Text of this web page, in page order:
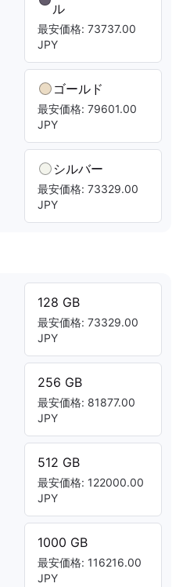
ル
最安価格: 73737.00
JPY
ゴールド
最安価格: 79601.00
JPY
シルバー
最安価格: 73329.00
JPY
128 GB
最安価格: 73329.00
JPY
256 GB
最安価格: 81877.00
JPY
512 GB
最安価格: 122000.00
JPY
1000 GB
最安価格: 116216.00
JPY